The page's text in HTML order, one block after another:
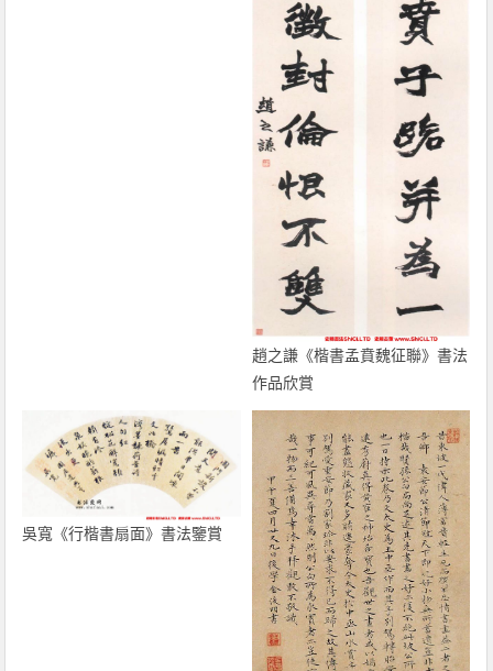
趙之謙《楷書孟賁魏征聯》書法
作品欣賞
吳寬《行楷書扇面》書法鑒賞